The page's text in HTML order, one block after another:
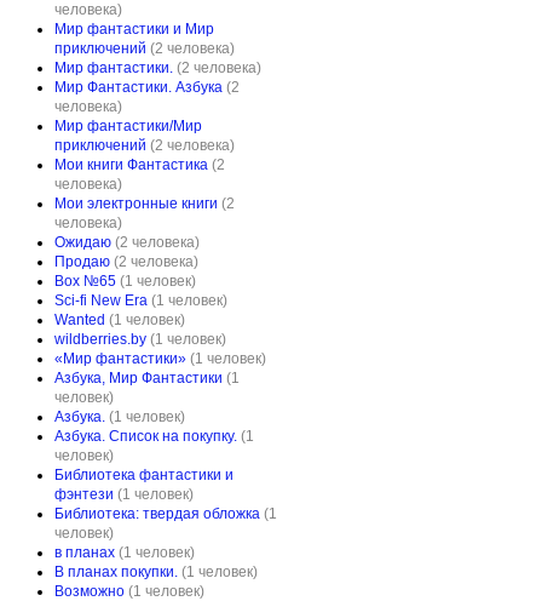
человека)
Мир фантастики и Мир
приключений (2 человека)
Мир фантастики. (2 человека)
Мир Фантастики. Азбука (2
человека)
Мир фантастики/Мир
приключений (2 человека)
Мои книги Фантастика (2
человека)
Мои электронные книги (2
человека)
Ожидаю (2 человека)
Продаю (2 человека)
Box №65 (1 человек)
Sci-fi New Era (1 человек)
Wanted (1 человек)
wildberries.by (1 человек)
«Мир фантастики» (1 человек)
Азбука, Мир Фантастики (1
человек)
Азбука. (1 человек)
Азбука. Список на покупку. (1
человек)
Библиотека фантастики и
фэнтези (1 человек)
Библиотека: твердая обложка (1
человек)
в планах (1 человек)
В планах покупки. (1 человек)
Возможно (1 человек)